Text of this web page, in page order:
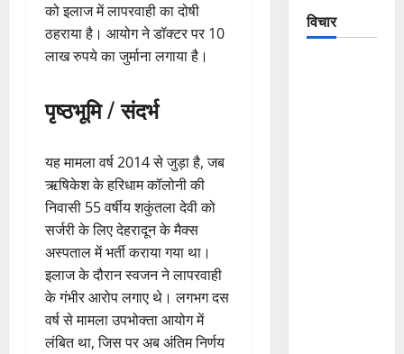
को इलाज में लापरवाही का दोषी
ठहराया है। आयोग ने डॉक्टर पर 10
लाख रुपये का जुर्माना लगाया है।
पृष्ठभूमि / संदर्भ
यह मामला वर्ष 2014 से जुड़ा है, जब
ऋषिकेश के हरिधाम कॉलोनी की
निवासी 55 वर्षीय शकुंतला देवी को
सर्जरी के लिए देहरादून के मैक्स
अस्पताल में भर्ती कराया गया था।
इलाज के दौरान स्वजन ने लापरवाही
के गंभीर आरोप लगाए थे। लगभग दस
वर्ष से मामला उपभोक्ता आयोग में
लंबित था, जिस पर अब अंतिम निर्णय
विचार